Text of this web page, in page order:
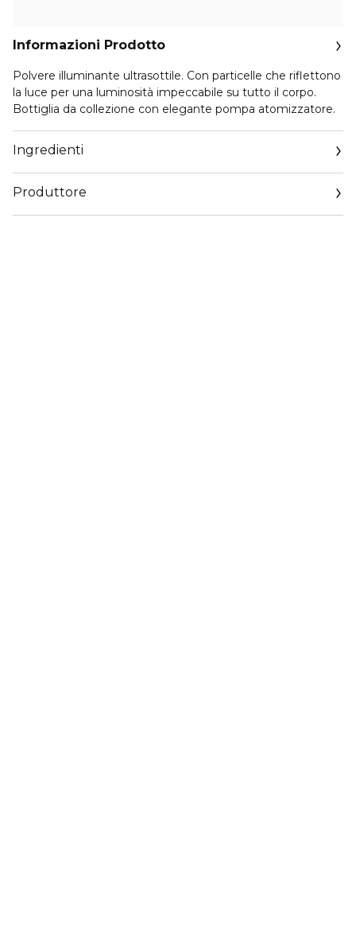
Informazioni Prodotto
Polvere illuminante ultrasottile. Con particelle che riflettono
la luce per una luminosità impeccabile su tutto il corpo.
Bottiglia da collezione con elegante pompa atomizzatore.
Ingredienti
Produttore